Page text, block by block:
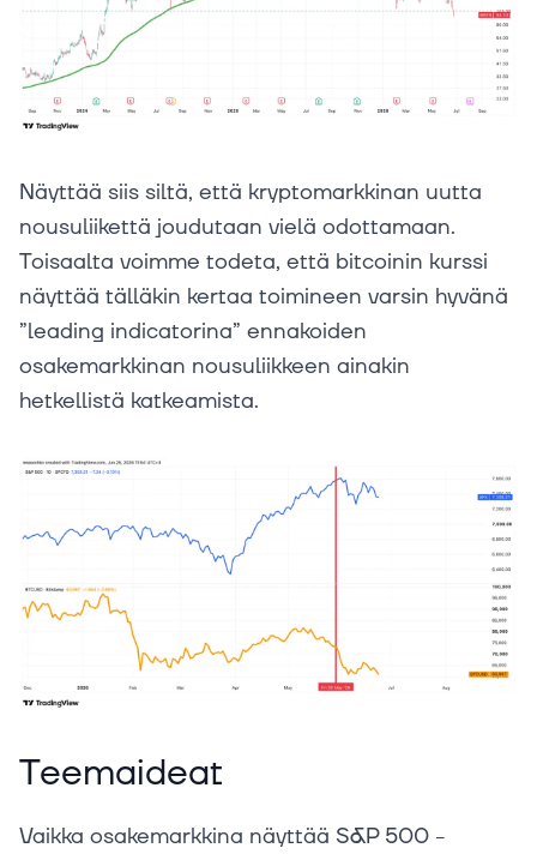
Näyttää siis siltä, että kryptomarkkinan uutta
nousuliikettä joudutaan vielä odottamaan.
Toisaalta voimme todeta, että bitcoinin kurssi
näyttää tälläkin kertaa toimineen varsin hyvänä
”leading indicatorina” ennakoiden
osakemarkkinan nousuliikkeen ainakin
hetkellistä katkeamista.
Teemaideat
Vaikka osakemarkkina näyttää S&P 500 -